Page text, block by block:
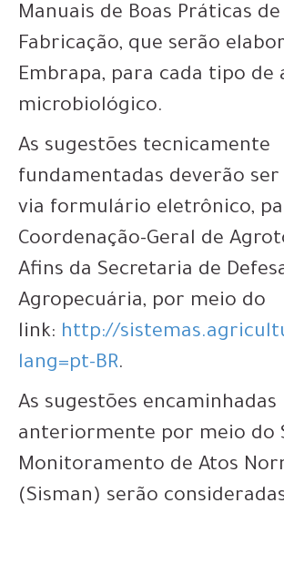
Manuais de Boas Práticas de
Fabricação, que serão
Embrapa, para cada tipo de
microbiológico.
As sugestões tecnicamente
fundamentadas deverão ser
via formulário eletrônico,
Coordenação-Geral de
Afins da Secretaria de
Agropecuária, por meio do
link: http://
lang=pt-BR.
As sugestões encaminhadas
anteriormente por meio do
Monitoramento de Atos
(Sisman) serão